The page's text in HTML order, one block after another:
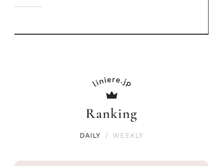
Ranking
DAILY / WEEKLY